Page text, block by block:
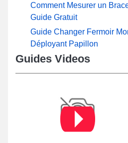
Comment Mesurer un
Guide Gratuit
Guide Changer Fermoir
Déployant Papillon
Guides Videos